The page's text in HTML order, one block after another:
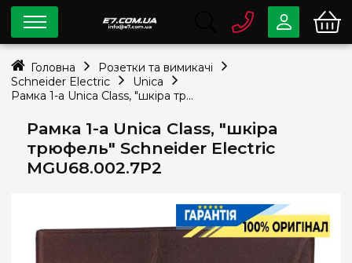
Рамка 1-а Unica Class, "шкіра
трюфель" Schneider Electric
MGU68.002.7P2
0 80033-63-07
info@e7.com.ua
334-79-78
Viber Telegram
Головна
Розетки та вимикачі
Schneider Electric
Unica
Рамка 1-а Unica Class, "шкіра трюфель" Schneider Electric MGU68.002.7P2